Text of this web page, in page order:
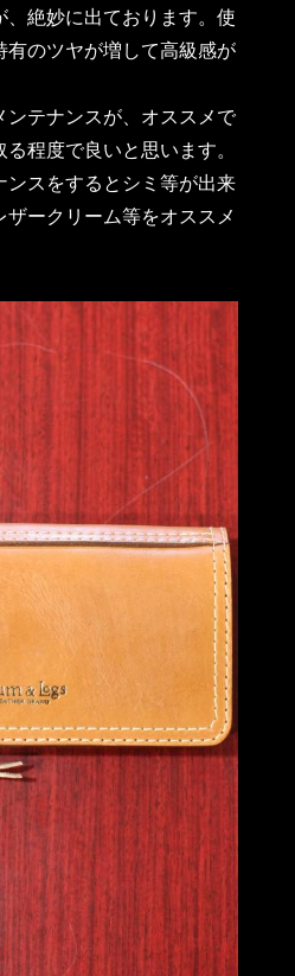
、絶妙に出ております。使
有のツヤが増して高級感が
ンテナンスが、オススメで
程度で良いと思います。
ンスをするとシミ等が出来
ークリーム等をオススメ